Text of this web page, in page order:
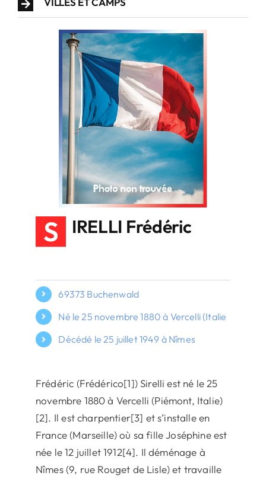
S IRELLI Frédéric
69373 Buchenwald
Né le 25 novembre 1880 à Vercelli (Italie
Décédé le 25 juillet 1949 à Nîmes
Frédéric (Frédérico[1]) Sirelli est né le 25
novembre 1880 à Vercelli (Piémont, Italie)
[2]. Il est charpentier[3] et s’installe en
France (Marseille) où sa fille Joséphine est
née le 12 juillet 1912[4]. Il déménage à
Nîmes (9, rue Rouget de Lisle) et travaille